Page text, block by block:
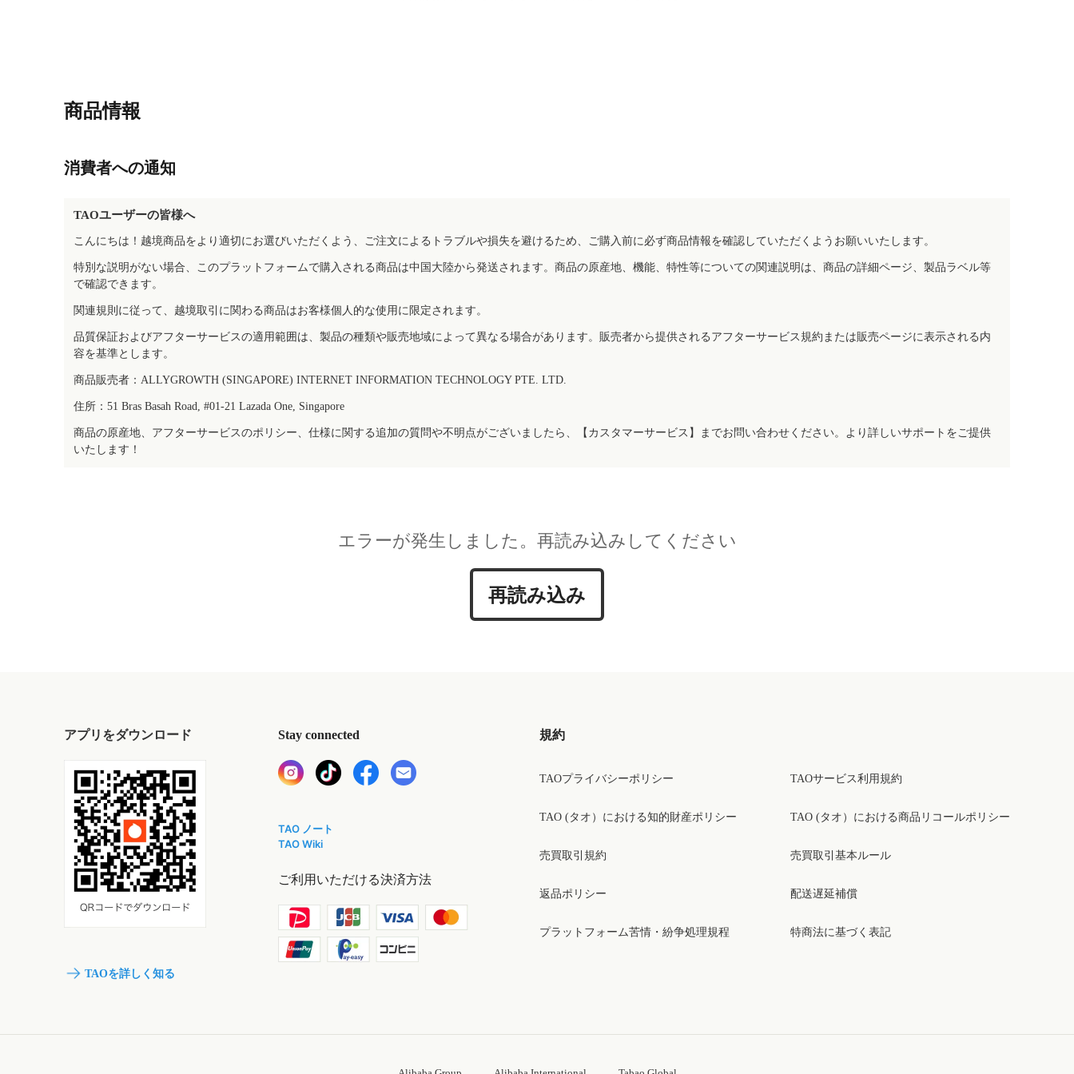
商品情報
消費者への通知
TAOユーザーの皆様へ
こんにちは！越境商品をより適切にお選びいただくよう、ご注文によるトラブルや損失を避けるため、ご購入前に必ず商品情報を確認していただくようお願いいたします。
特別な説明がない場合、このプラットフォームで購入される商品は中国大陸から発送されます。商品の原産地、機能、特性等についての関連説明は、商品の詳細ページ、製品ラベル等
で確認できます。
関連規則に従って、越境取引に関わる商品はお客様個人的な使用に限定されます。
品質保証およびアフターサービスの適用範囲は、製品の種類や販売地域によって異なる場合があります。販売者から提供されるアフターサービス規約または販売ページに表示される内
容を基準とします。
商品販売者：ALLYGROWTH (SINGAPORE) INTERNET INFORMATION TECHNOLOGY PTE. LTD.
住所：51 Bras Basah Road, #01-21 Lazada One, Singapore
商品の原産地、アフターサービスのポリシー、仕様に関する追加の質問や不明点がございましたら、【カスタマーサービス】までお問い合わせください。より詳しいサポートをご提供
いたします！
エラーが発生しました。再読み込みしてください
再読み込み
アプリをダウンロード
TAOを詳しく知る
Stay connected
TAO ノート
TAO Wiki
ご利用いただける決済方法
規約
TAOプライバシーポリシー
TAO (タオ）における知的財産ポリシー
売買取引規約
返品ポリシー
プラットフォーム苦情・紛争処理規程
TAOサービス利用規約
TAO (タオ）における商品リコールポリシー
売買取引基本ルール
配送遅延補償
特商法に基づく表記